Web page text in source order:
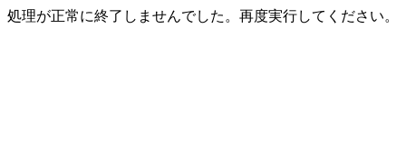
処理が正常に終了しませんでした。再度実行してください。